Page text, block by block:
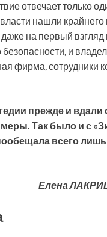
отвечает только
нашли крайнего
на первый
и
фирма, сотрудники
прежде и
Так было и с
всего
Елена